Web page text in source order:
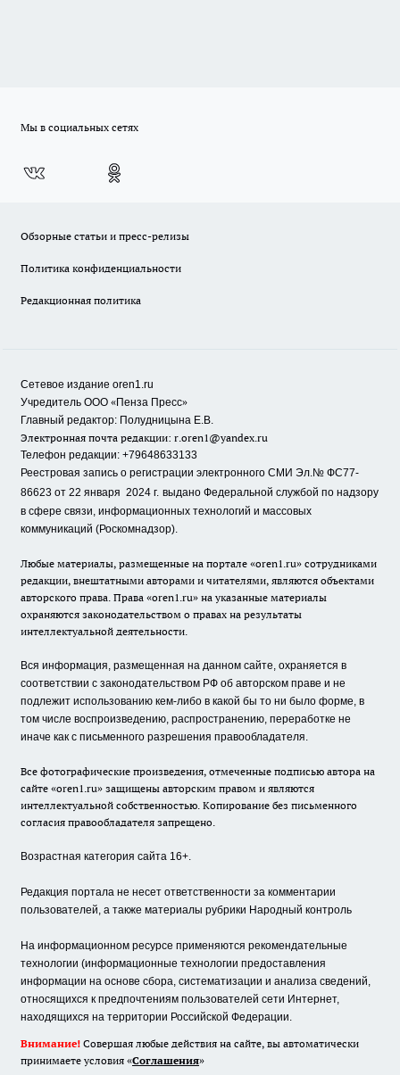
Мы в социальных сетях
Обзорные статьи и пресс-релизы
Политика конфиденциальности
Редакционная политика
Сетевое издание oren1.ru
Учредитель ООО «Пенза Пресс»
Главный редактор: Полудницына Е.В.
Электронная почта редакции: r.oren1@yandex.ru
Телефон редакции: +79648633133
Реестровая запись о регистрации электронного СМИ Эл.№ ФС77-
86623 от 22 января 2024 г. выдано Федеральной службой по надзору
в сфере связи, информационных технологий и массовых
коммуникаций (Роскомнадзор).
Любые материалы, размещенные на портале «oren1.ru» сотрудниками
редакции, внештатными авторами и читателями, являются объектами
авторского права. Права «oren1.ru» на указанные материалы
охраняются законодательством о правах на результаты
интеллектуальной деятельности.
Вся информация, размещенная на данном сайте, охраняется в
соответствии с законодательством РФ об авторском праве и не
подлежит использованию кем-либо в какой бы то ни было форме, в
том числе воспроизведению, распространению, переработке не
иначе как с письменного разрешения правообладателя.
Все фотографические произведения, отмеченные подписью автора на
сайте «oren1.ru» защищены авторским правом и являются
интеллектуальной собственностью. Копирование без письменного
согласия правообладателя запрещено.
Возрастная категория сайта 16+.
Редакция портала не несет ответственности за комментарии
пользователей, а также материалы рубрики Народный контроль
На информационном ресурсе применяются рекомендательные
технологии (информационные технологии предоставления
информации на основе сбора, систематизации и анализа сведений,
относящихся к предпочтениям пользователей сети Интернет,
находящихся на территории Российской Федерации.
Внимание! Совершая любые действия на сайте, вы автоматически
принимаете условия «Cоглашения»